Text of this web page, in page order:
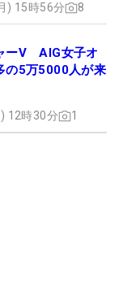
) 15時56分 8
ーV AIG女子オ
の5万5000人が来
12時30分 1